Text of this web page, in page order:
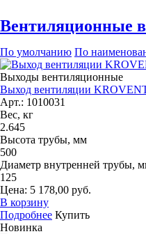
Вентиляционные
По умолчанию По
Выходы вентиляционные
Выход вентиляции
Арт.: 1010031
Вес, кг
2.645
Высота трубы, мм
500
Диаметр внутренней трубы,
125
Цена: 5 178,00 руб.
В корзину
Подробнее Купить
Новинка